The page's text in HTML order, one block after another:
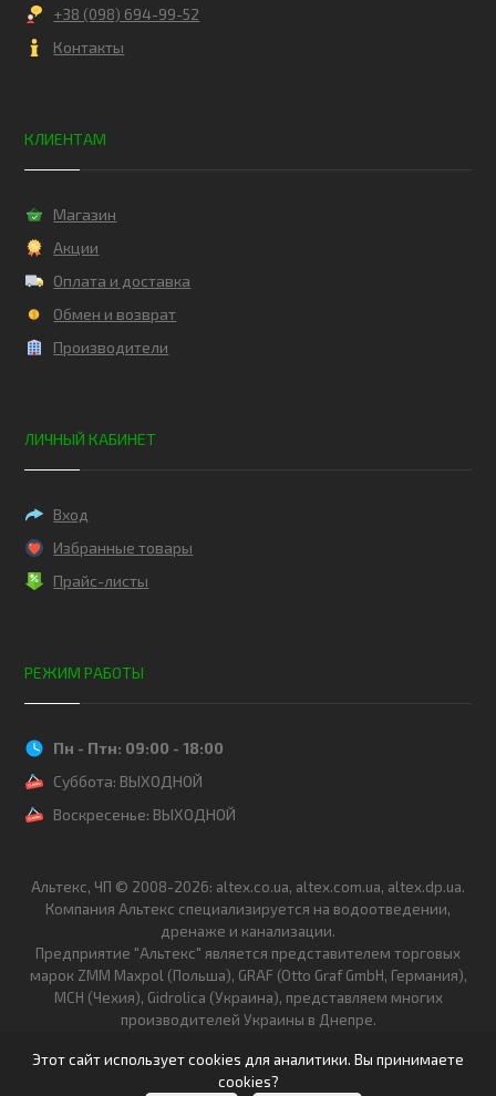
+38 (098) 694-99-52
Контакты
КЛИЕНТАМ
Магазин
Акции
Оплата и доставка
Обмен и возврат
Производители
ЛИЧНЫЙ КАБИНЕТ
Вход
Избранные товары
Прайс-листы
РЕЖИМ РАБОТЫ
Пн - Птн: 09:00 - 18:00
Суббота: ВЫХОДНОЙ
Воскресенье: ВЫХОДНОЙ
Альтекс, ЧП © 2008-2026: altex.co.ua, altex.com.ua, altex.dp.ua.
Компания Альтекс специализируется на водоотведении,
дренаже и канализации.
Предприятие "Альтекс" является представителем торговых
марок ZMM Maxpol (Польша), GRAF (Otto Graf GmbH, Германия),
MCH (Чехия), Gidrolica (Украина), представляем многих
производителей Украины в Днепре.